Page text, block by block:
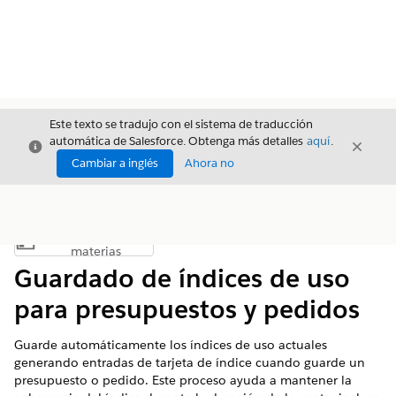
Cerrar
Este texto se tradujo con el sistema de traducción
automática de Salesforce. Obtenga más detalles aquí.
Cambiar a inglés
Ahora no
Cerrar
Mostrar índice de materias
materias
Guardado de índices de uso
para presupuestos y pedidos
Guarde automáticamente los índices de uso actuales
generando entradas de tarjeta de índice cuando guarde un
presupuesto o pedido. Este proceso ayuda a mantener la